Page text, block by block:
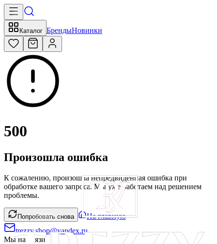
Каталог БрендыНовинки
500
Произошла ошибка
К сожалению, произошла непредвиденная ошибка при
обработке вашего запроса. Мы уже работаем над решением
проблемы.
Попробовать снова
На главную
trezzy.shop@yandex.ru
Мы на связи